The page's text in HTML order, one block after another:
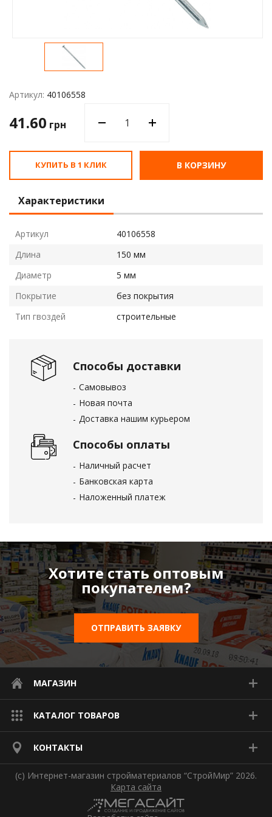
Артикул: 40106558
41.60 грн
КУПИТЬ В 1 КЛИК В КОРЗИНУ
Способы доставки
Самовывоз
Новая почта
Доставка нашим курьером
Способы оплаты
Наличный расчет
Банковская карта
Наложенный платеж
Характеристики
Артикул
40106558
Длина
150 мм
Диаметр
5 мм
Покрытие
без покрытия
Тип гвоздей
строительные
Хотите стать оптовым
покупателем?
ОТПРАВИТЬ ЗАЯВКУ
МАГАЗИН
КАТАЛОГ ТОВАРОВ
КОНТАКТЫ
(с) Интернет-магазин стройматериалов “СтройМир” 2026.
Карта сайта